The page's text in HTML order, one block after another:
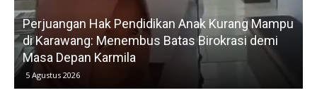
Gerak Cepat H. Karsim Tindaklanjuti Keluhan
Petani, Normalisasi Irigasi Langsung Dimulai Hari
Kedua
5 Agustus 2026